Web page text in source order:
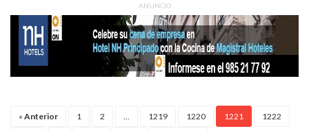
ANUNCIO
« Anterior 1 2 1219 1220 1221 1222